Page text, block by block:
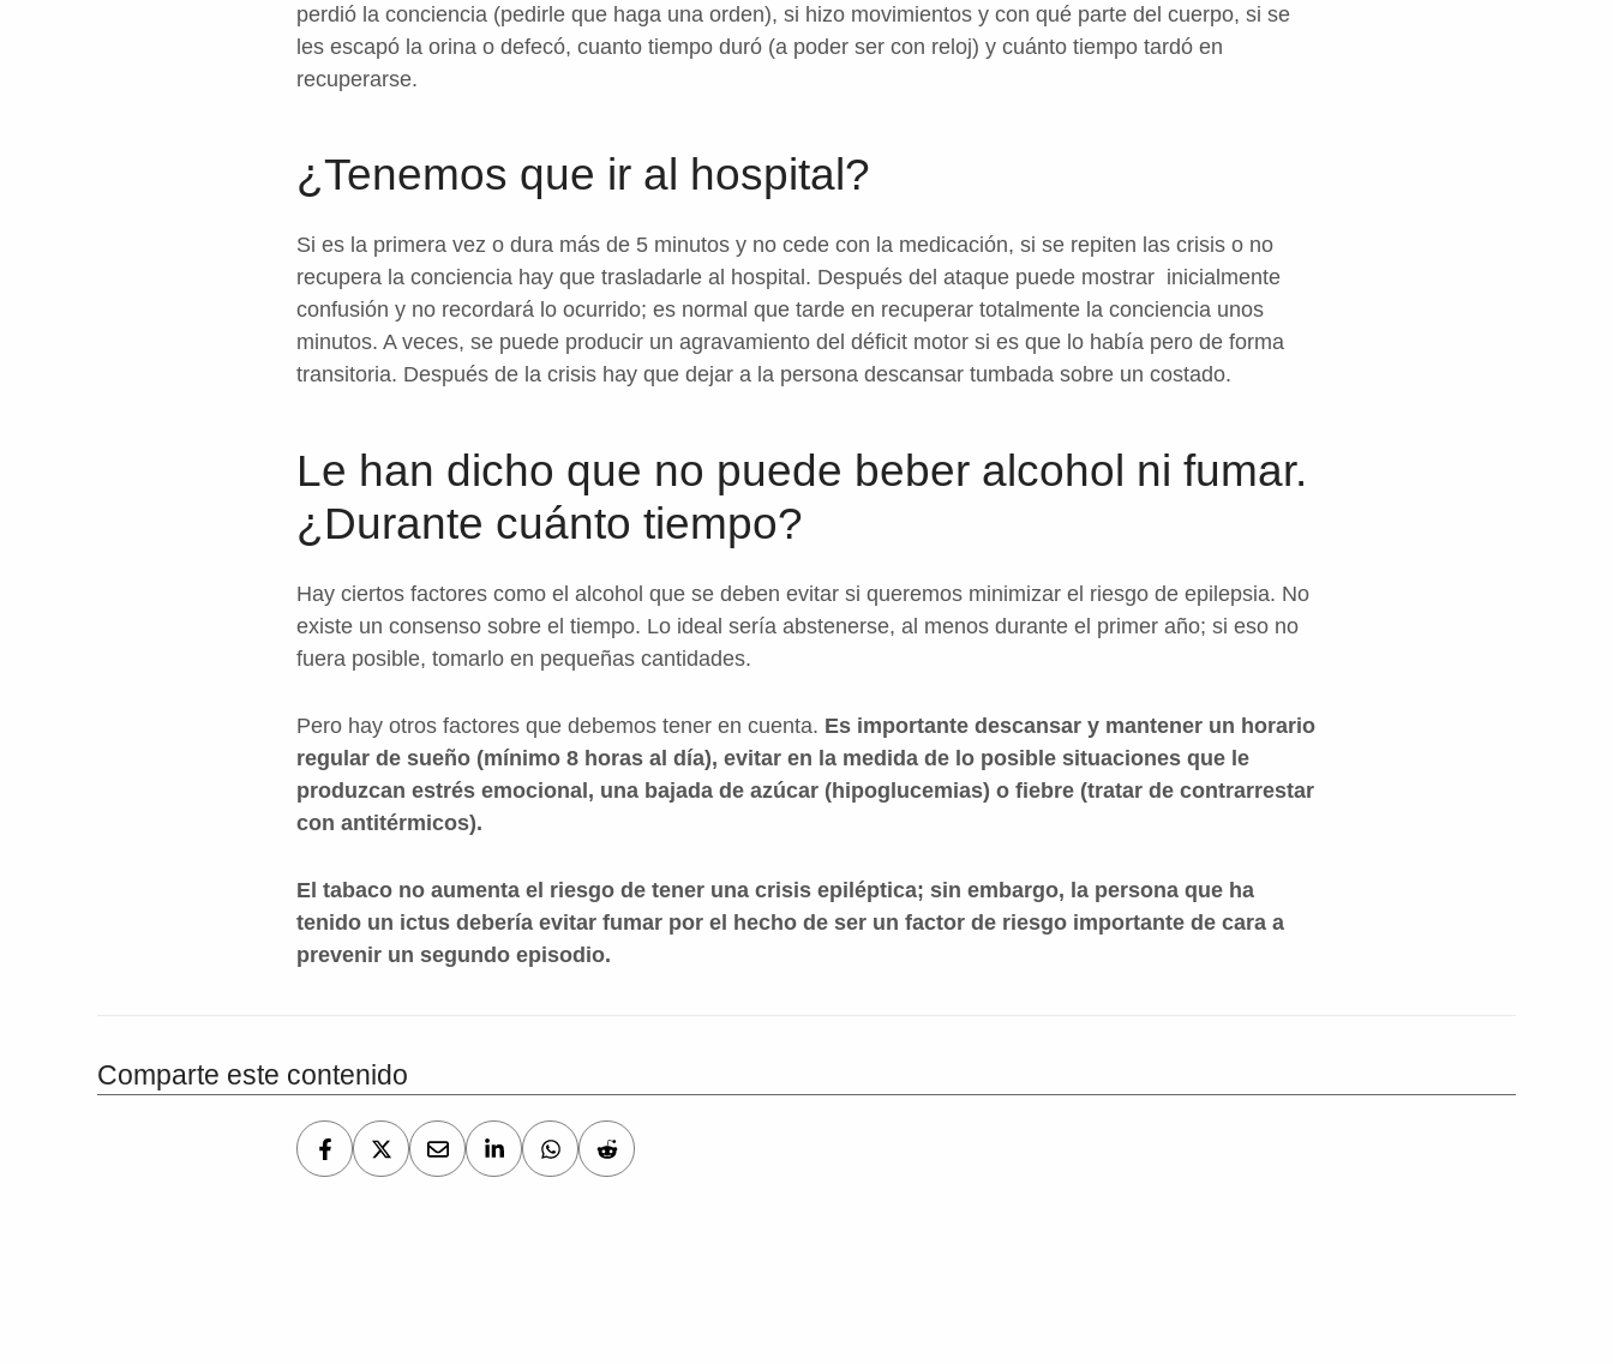
perdió la conciencia (pedirle que haga una orden), si hizo movimientos y con qué parte del cuerpo, si se
les escapó la orina o defecó, cuanto tiempo duró (a poder ser con reloj) y cuánto tiempo tardó en
recuperarse.
¿Tenemos que ir al hospital?
Si es la primera vez o dura más de 5 minutos y no cede con la medicación, si se repiten las crisis o no
recupera la conciencia hay que trasladarle al hospital. Después del ataque puede mostrar inicialmente
confusión y no recordará lo ocurrido; es normal que tarde en recuperar totalmente la conciencia unos
minutos. A veces, se puede producir un agravamiento del déficit motor si es que lo había pero de forma
transitoria. Después de la crisis hay que dejar a la persona descansar tumbada sobre un costado.
Le han dicho que no puede beber alcohol ni fumar.
¿Durante cuánto tiempo?
Hay ciertos factores como el alcohol que se deben evitar si queremos minimizar el riesgo de epilepsia. No
existe un consenso sobre el tiempo. Lo ideal sería abstenerse, al menos durante el primer año; si eso no
fuera posible, tomarlo en pequeñas cantidades.
Pero hay otros factores que debemos tener en cuenta. Es importante descansar y mantener un horario
regular de sueño (mínimo 8 horas al día), evitar en la medida de lo posible situaciones que le
produzcan estrés emocional, una bajada de azúcar (hipoglucemias) o fiebre (tratar de contrarrestar
con antitérmicos).
El tabaco no aumenta el riesgo de tener una crisis epiléptica; sin embargo, la persona que ha
tenido un ictus debería evitar fumar por el hecho de ser un factor de riesgo importante de cara a
prevenir un segundo episodio.
Comparte este contenido